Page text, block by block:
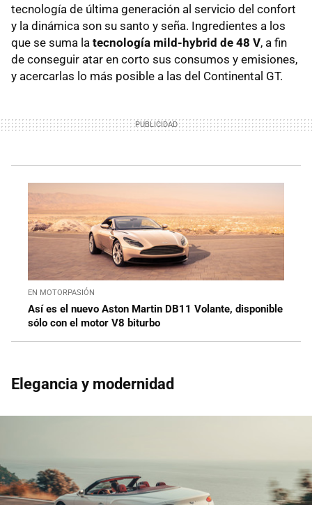
tecnología de última generación al servicio del confort
y la dinámica son su santo y seña. Ingredientes a los
que se suma la tecnología mild-hybrid de 48 V, a fin
de conseguir atar en corto sus consumos y emisiones,
y acercarlas lo más posible a las del Continental GT.
EN MOTORPASIÓN
Así es el nuevo Aston Martin DB11 Volante, disponible
sólo con el motor V8 biturbo
Elegancia y modernidad